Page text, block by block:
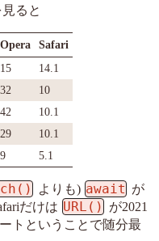
ると
Opera
Safari
15
14.1
32
10
42
10.1
29
10.1
9 5.1
よりも) await が
だけは URL() が2021
トということで随分最